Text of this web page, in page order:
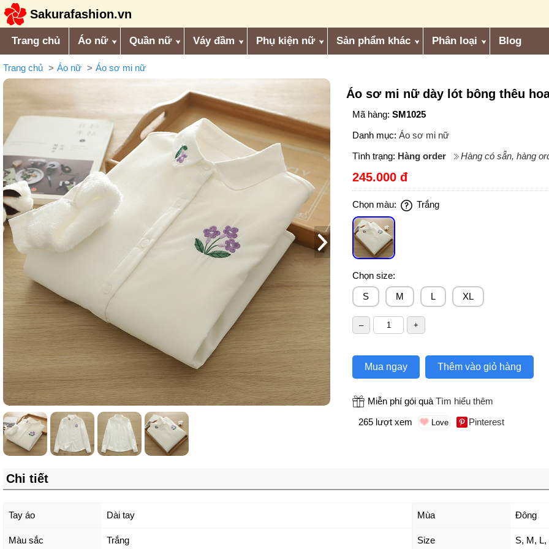
Sakurafashion.vn
Trang chủ Áo nữ Quần nữ Váy đầm Phụ kiện nữ Sản phẩm khác Phân loại Blog
Trang chủ Áo nữ Áo sơ mi nữ
Áo sơ mi nữ dày lót bông thêu
Mã hàng:SM1025
Danh mục:Áo sơ mi nữ
Tình trạng: Hàng order Hàng có sẵn, hàng
245.000 đ
Chọn màu: Trắng
Chọn size:
S
M L XL
Mua ngay Thêm vào giỏ hàng
Miễn phí gói quàTìm hiểu thêm
265 lượt xem
Pinterest
Chi tiết
Tay áo Dài tay Mùa Đông
Màu sắc Trắng Size S, M, L,